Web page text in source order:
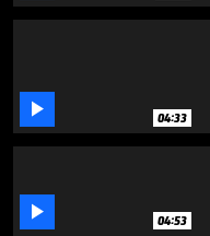
 04:33
 04:53